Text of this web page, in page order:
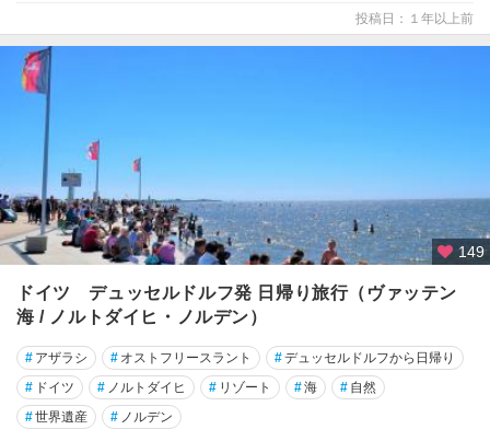
ア
ー
ヒ
ト
リ
ン
ゲ
ン
ド
ナ
ウ
エ
投稿日：１年以上前
149
ドイツ デュッセルドルフ発 日帰り旅行（ヴァッテン
海 / ノルトダイヒ・ノルデン）
# アザラシ # オストフリースラント #デュッセルドルフから日帰り
# ドイツ # ノルトダイヒ # リゾート #海 # 自然
#世界遺産 # ノルデン